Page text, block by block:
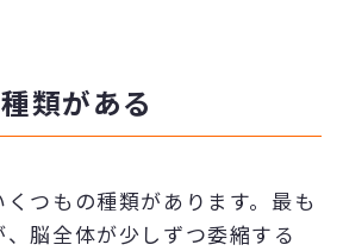
類がある
つもの種類があります。最も
脳全体が少しずつ委縮する